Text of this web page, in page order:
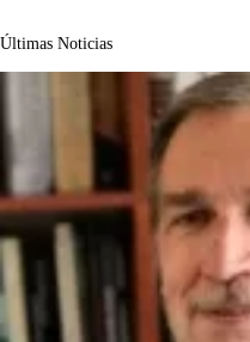
Últimas Noticias